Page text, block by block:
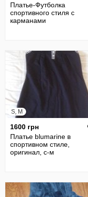
Платье-Футболка
спортивного стиля с
карманами
S, M
1600 грн
Платье blumarine в
спортивном стиле,
оригинал, с-м